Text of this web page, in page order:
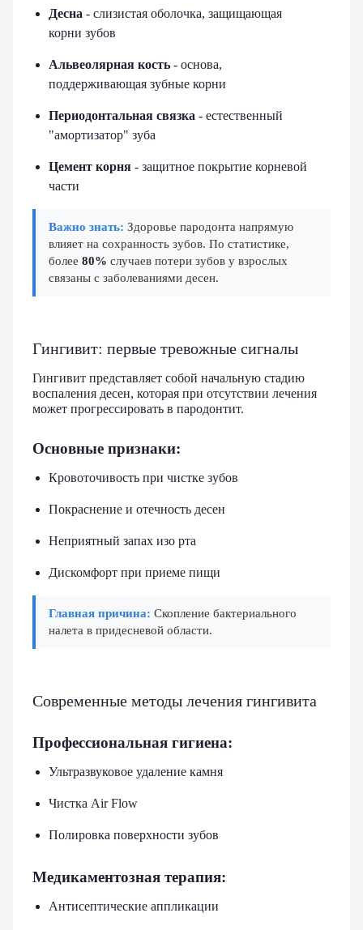
Десна - слизистая оболочка, защищающая
корни зубов
Альвеолярная кость - основа,
поддерживающая зубные корни
Периодонтальная связка - естественный
"амортизатор" зуба
Цемент корня - защитное покрытие корневой
части
Важно знать: Здоровье пародонта напрямую
влияет на сохранность зубов. По статистике,
более 80% случаев потери зубов у взрослых
связаны с заболеваниями десен.
Гингивит: первые тревожные сигналы
Гингивит представляет собой начальную стадию
воспаления десен, которая при отсутствии лечения
может прогрессировать в пародонтит.
Основные признаки:
Кровоточивость при чистке зубов
Покраснение и отечность десен
Неприятный запах изо рта
Дискомфорт при приеме пищи
Главная причина: Скопление бактериального
налета в придесневой области.
Современные методы лечения гингивита
Профессиональная гигиена:
Ультразвуковое удаление камня
Чистка Air Flow
Полировка поверхности зубов
Медикаментозная терапия:
Антисептические аппликации